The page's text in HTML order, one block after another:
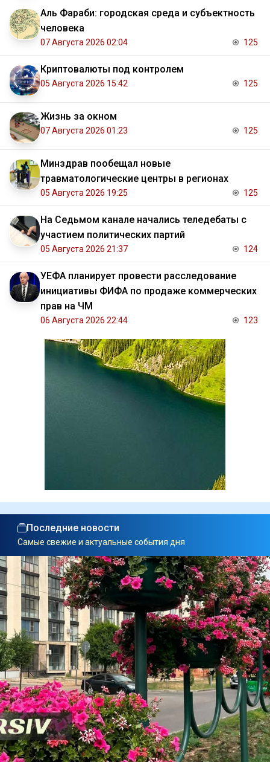
Аль Фараби: городская среда и субъектность
человека
07 Августа 2026 02:04 125
Криптовалюты под контролем
05 Августа 2026 15:42 125
Жизнь за окном
07 Августа 2026 01:23 125
Минздрав пообещал новые
травматологические центры в регионах
05 Августа 2026 19:25 125
На Седьмом канале начались теледебаты с
участием политических партий
05 Августа 2026 21:37 124
УЕФА планирует провести расследование
инициативы ФИФА по продаже коммерческих
прав на ЧМ
06 Августа 2026 22:44 123
Последние новости
Самые свежие и актуальные события дня